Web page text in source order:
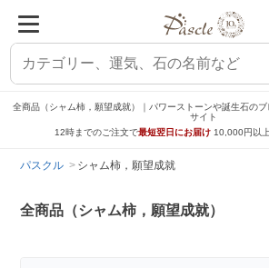
全商品（シャム柿，願望成就）｜パワーストーンや誕生石の
サイト
12時までのご注文で最短翌日にお届け 10,000円以
パスクル シャム柿，願望成就
全商品（シャム柿，願望成就）